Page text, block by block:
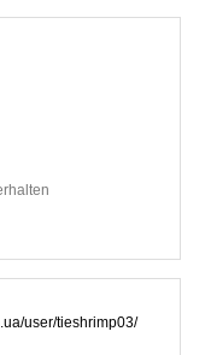
user/tieshrimp03/